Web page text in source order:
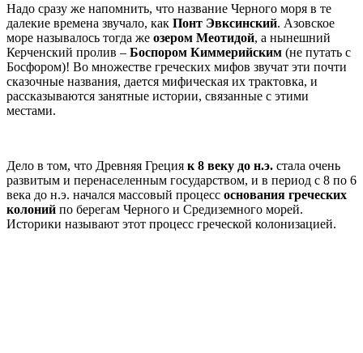
Надо сразу же напомнить, что название Черного моря в те
далекие времена звучало, как Понт Эвксинский. Азовское
море называлось тогда же озером Меотидой, а нынешний
Керченский пролив – Боспором Киммерийским (не путать с
Босфором)! Во множестве греческих мифов звучат эти почти
сказочные названия, дается мифическая их трактовка, и
рассказываются занятные истории, связанные с этими
местами.
Дело в том, что Древняя Греция к 8 веку до н.э. стала очень
развитым и перенаселенным государством, и в период с 8 по 6
века до н.э. начался массовый процесс основания греческих
колоний по берегам Черного и Средиземного морей.
Историки называют этот процесс греческой колонизацией.